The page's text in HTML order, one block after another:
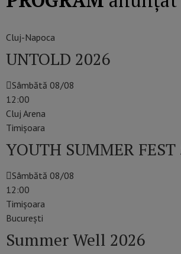
Cluj-Napoca
UNTOLD 2026
Sâmbătă 08/08
12:00
Cluj Arena
Timişoara
YOUTH SUMMER FEST
Sâmbătă 08/08
12:00
Timișoara
Bucureşti
Summer Well 2026